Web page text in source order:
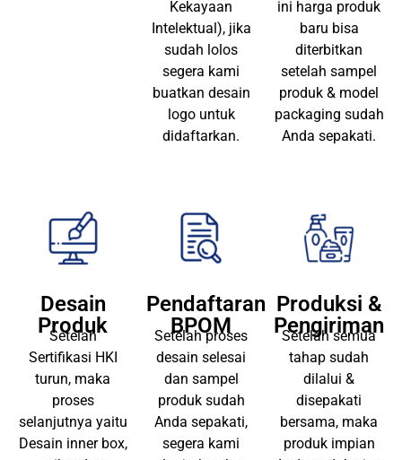
cek di HKI (Hak
Kekayaan
Intelektual), jika
sudah lolos
segera kami
buatkan desain
logo untuk
kami. Di tahap
ini harga produk
baru bisa
diterbitkan
setelah sampel
produk & model
packaging sudah
Desain
Produk
Setelah
Sertifikasi HKI
turun, maka
proses
selanjutnya yaitu
Pendaftaran
BPOM
Setelah proses
desain selesai
dan sampel
produk sudah
Anda sepakati,
Produksi &
Pengiriman
Setelah semua
tahap sudah
dilalui &
disepakati
bersama, maka